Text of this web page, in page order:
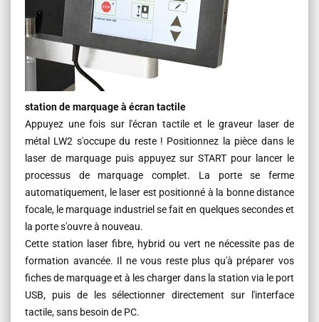
station de marquage à écran tactile
Appuyez une fois sur l'écran tactile et le graveur laser de
métal LW2 s'occupe du reste ! Positionnez la pièce dans le
laser de marquage puis appuyez sur START pour lancer le
processus de marquage complet. La porte se ferme
automatiquement, le laser est positionné à la bonne distance
focale, le marquage industriel se fait en quelques secondes et
la porte s'ouvre à nouveau.
Cette station laser fibre, hybrid ou vert ne nécessite pas de
formation avancée. Il ne vous reste plus qu'à préparer vos
fiches de marquage et à les charger dans la station via le port
USB, puis de les sélectionner directement sur l'interface
tactile, sans besoin de PC.